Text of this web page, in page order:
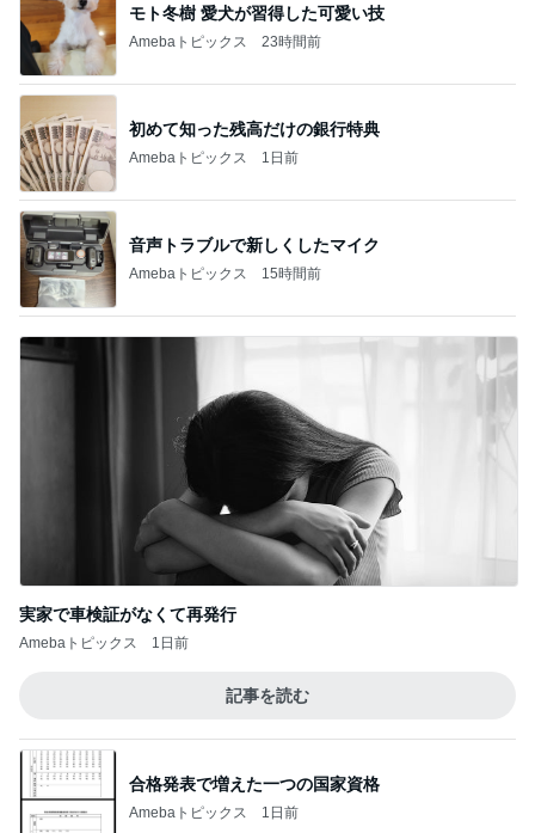
モト冬樹 愛犬が習得した可愛い技
Amebaトピックス 23時間前
初めて知った残高だけの銀行特典
Amebaトピックス 1日前
音声トラブルで新しくしたマイク
Amebaトピックス 15時間前
実家で車検証がなくて再発行
Amebaトピックス 1日前
記事を読む
合格発表で増えた一つの国家資格
Amebaトピックス 1日前